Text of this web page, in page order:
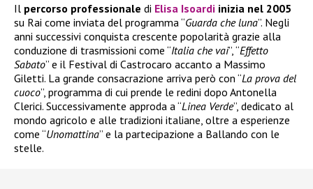
Il percorso professionale di Elisa Isoardi inizia nel 2005
su Rai come inviata del programma “Guarda che luna”. Negli
anni successivi conquista crescente popolarità grazie alla
conduzione di trasmissioni come “Italia che vai”, “Effetto
Sabato” e il Festival di Castrocaro accanto a Massimo
Giletti. La grande consacrazione arriva però con “La prova del
cuoco”, programma di cui prende le redini dopo Antonella
Clerici. Successivamente approda a “Linea Verde”, dedicato al
mondo agricolo e alle tradizioni italiane, oltre a esperienze
come “Unomattina” e la partecipazione a Ballando con le
stelle.